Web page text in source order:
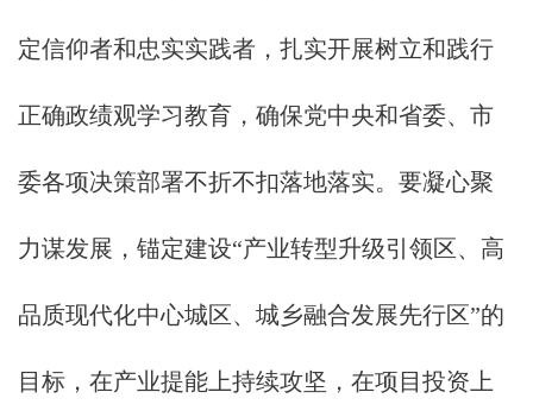
定信仰者和忠实实践者，扎实开展树立和践行
正确政绩观学习教育，确保党中央和省委、市
委各项决策部署不折不扣落地落实。要凝心聚
力谋发展，锚定建设“产业转型升级引领区、高
品质现代化中心城区、城乡融合发展先行区”的
目标，在产业提能上持续攻坚，在项目投资上